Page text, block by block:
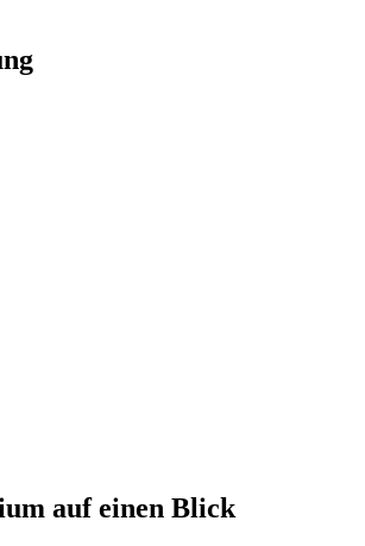
auf einen Blick